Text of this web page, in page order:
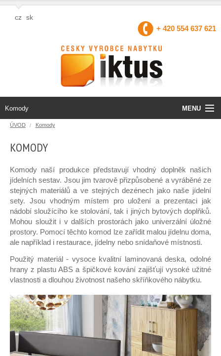
cz sk
+ 420 554 637 621
Komody MENU
O firmě
Projekty EU
Prodejny
Pro partnery
Kontakt
Zaměstnání
Eshop
ÚVOD Komody
KOMODY
Komody naší produkce představují vhodný doplněk našich
jídelních sestav. Jsou jim tvarově přizpůsobené a vyráběné ze
stejných materiálů a ve stejných dezénech jako naše jídelní
sety. Jsou vhodným místem pro uložení a prezentaci jak
nádobí sloužícího ke stolování, tak i jiných bytových doplňků.
Mohou sloužit i v dalších prostorách jako univerzální úložné
prostory. Pomocí těchto komod lze zařídit malou jídelnu doma,
ale například i restaurace, jídelny nebo snídaňové místnosti.
Použitý materiál - vysoce kvalitní laminovaná deska, odolné
hrany z plastu ABS a špičkové kování zajišťují vysoké užitné
vlastnosti a dlouhou životnost našeho skříňkového nábytku.